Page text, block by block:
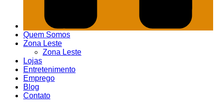
Quem Somos
Zona Leste
Zona Leste
Lojas
Entretenimento
Emprego
Blog
Contato